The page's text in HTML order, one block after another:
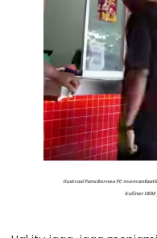
Ilustrasi Fans Borneo FC
kuliner UKM